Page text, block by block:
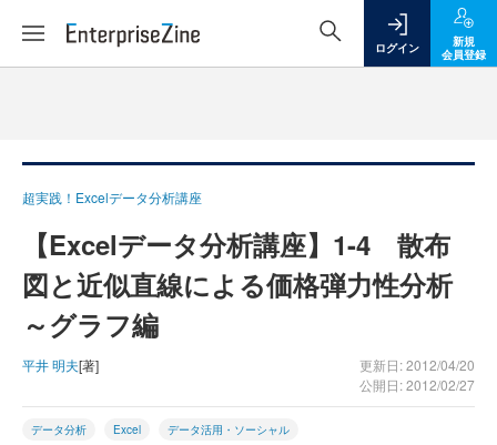
ログイン
新規
会員登録
超実践！Excelデータ分析講座
【Excelデータ分析講座】1-4 散布
図と近似直線による価格弾力性分析
～グラフ編
平井 明夫[著]
更新日: 2012/04/20
公開日: 2012/02/27
データ分析 Excel データ活用・ソーシャル